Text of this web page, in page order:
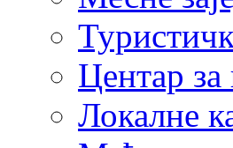
Центaр за
Локалне